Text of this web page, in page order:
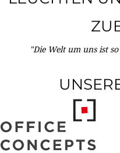
"Die Welt um uns ist